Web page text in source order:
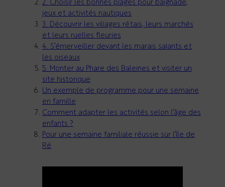
2. Choisir les bonnes plages pour baignade,
jeux et activités nautiques
3. Découvrir les villages rétais, leurs marchés
et leurs ruelles fleuries
4. S’émerveiller devant les marais salants et
les oiseaux
5. Monter au Phare des Baleines et visiter un
site historique
Un exemple de programme pour une semaine
en famille
Comment adapter les activités selon l’âge des
enfants ?
Pour une semaine familiale réussie sur l’île de
Ré